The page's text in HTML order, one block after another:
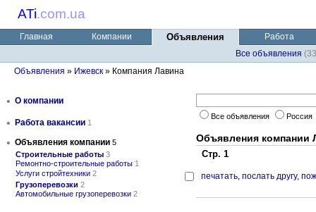
ATi.com.ua
Главная Компании Объявления
Работа
Все объявления
Объявления » Ижевск » Компания Лавина
• О компании
• Работа вакансии 1
• Объявления компании 5
Строительные работы 3
Ремонтно-строительные работы 1
Услуги стройтехники 2
Грузоперевозки 2
Автомобильные грузоперевозки 2
Все объявления Россия
Объявления компании
Стр. 1
печатать, послать другу,